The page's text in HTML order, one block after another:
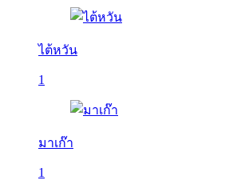
ไต้หวัน
1
มาเก๊า
1